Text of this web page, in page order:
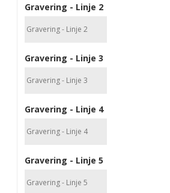
Gravering - Linje 2
Gravering - Linje 3
Gravering - Linje 4
Gravering - Linje 5